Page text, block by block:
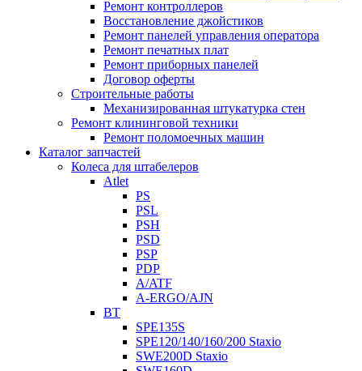
Ремонт контроллеров
Восстановление джойстиков
Ремонт панелей управления оператора
Ремонт печатных плат
Ремонт приборных панелей
Договор оферты
Строительные работы
Механизированная штукатурка стен
Ремонт клининговой техники
Ремонт поломоечных машин
Каталог запчастей
Колеса для штабелеров
Atlet
PS
PSL
PSH
PSD
PSP
PDP
A/ATF
A-ERGO/AJN
BT
SPE135S
SPE120/140/160/200 Staxio
SWE200D Staxio